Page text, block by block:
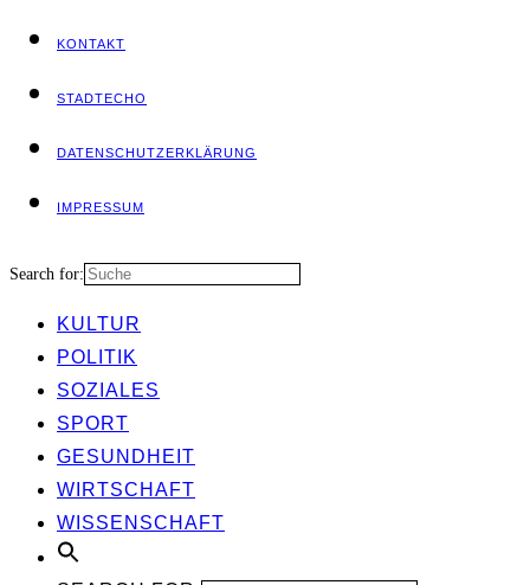
KON­TAKT
STADT­ECHO
DATEN­SCHUTZ­ER­KLÄ­RUNG
IMPRES­SUM
Search for:
KUL­TUR
POLI­TIK
SOZIA­LES
SPORT
GESUND­HEIT
WIRT­SCHAFT
WIS­SEN­SCHAFT